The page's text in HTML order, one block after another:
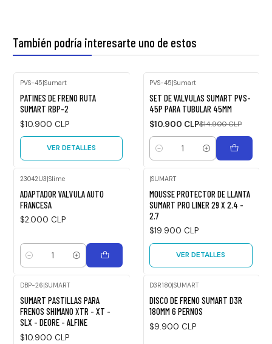
También podría interesarte uno de estos
PVS-45|Sumart
PATINES DE FRENO RUTA
SUMART RBP-2
$10.900 CLP
VER DETALLES
-27%
OFF
PVS-45|Sumart
SET DE VALVULAS SUMART PVS-
45P PARA TUBULAR 45MM
$10.900 CLP$14.900 CLP
Cantidad
23042U3|Slime
ADAPTADOR VALVULA AUTO
FRANCESA
$2.000 CLP
Cantidad
|SUMART
MOUSSE PROTECTOR DE LLANTA
SUMART PRO LINER 29 X 2.4 -
2.7
$19.900 CLP
VER DETALLES
DBP-26 SUMART
SUMART PASTILLAS PARA
FRENOS SHIMANO XTR - XT -
SLX - DEORE - ALFINE
$10.900 CLP
D3R180 SUMART
DISCO DE FRENO SUMART D3R
180MM 6 PERNOS
$9.900 CLP